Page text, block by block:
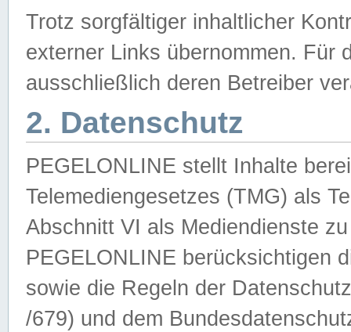
Trotz sorgfältiger inhaltlicher
externer Links übernommen. Für
ausschließlich deren Betreiber
2. Datenschutz
PEGELONLINE stellt Inhalte
Telemediengesetzes (TMG) als
Abschnitt VI als Mediendienste
PEGELONLINE berücksichtigen
sowie die Regeln der
/679) und dem